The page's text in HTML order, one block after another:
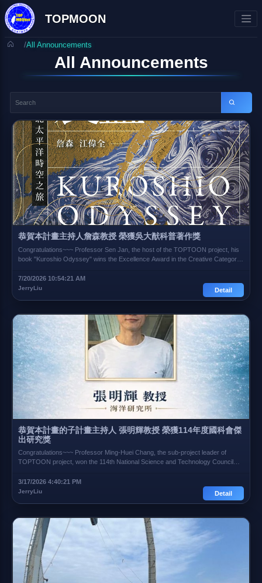
TOPMOON
/All Announcements
All Announcements
恭賀本計畫主持人詹森教授 榮獲吳大猷科普著作獎
Congratulations~~~ Professor Sen Jan, the host of the TOPTOON project, his
book "Kuroshio Odyssey" wins the Excellence Award in the Creative Category
詹森教授的著作「⿊潮震盪」， 榮獲第13屆吳大猷科學普及著作獎的創作類優
等獎 相關連結 吳大猷學術基金會
7/20/2026 10:54:21 AM
JerryLiu Detail
恭賀本計畫的子計畫主持人 張明輝教授 榮獲114年度國科會傑
出研究獎
Congratulations~~~ Professor Ming-Huei Chang, the sub-project leader of
TOPTOON project, won the 114th National Science and Technology Council
教授 榮獲114年度 國科會傑出研究獎 相關連結 MingHuei Chang personal
website 張明輝個人網站 List of recipients of the 2015 NSTC Outstanding
3/17/2026 4:40:21 PM
JerryLiu Detail